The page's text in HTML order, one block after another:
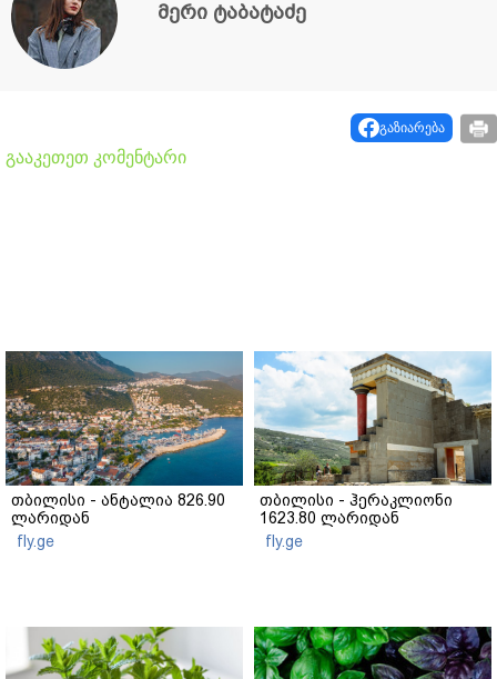
მერი ტაბატაძე
გაზიარება
გააკეთეთ კომენტარი
თბილისი - ანტალია 826.90
ლარიდან
fly.ge
თბილისი - ჰერაკლიონი
1623.80 ლარიდან
fly.ge